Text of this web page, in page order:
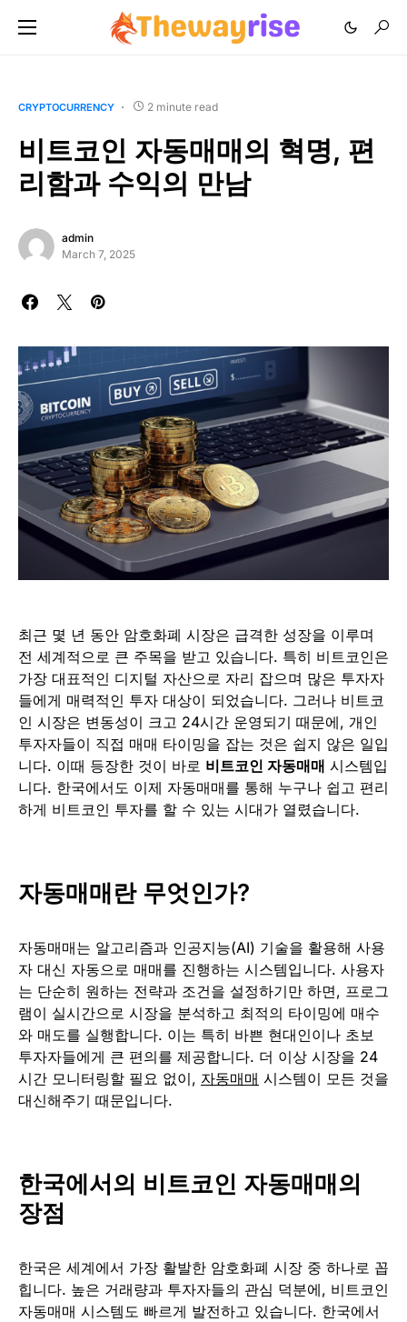
CRYPTOCURRENCY 2 minute read
비트코인 자동매매의 혁명, 편
리함과 수익의 만남
admin
March 7, 2025
최근 몇 년 동안 암호화폐 시장은 급격한 성장을 이루며
전 세계적으로 큰 주목을 받고 있습니다. 특히 비트코인은
가장 대표적인 디지털 자산으로 자리 잡으며 많은 투자자
들에게 매력적인 투자 대상이 되었습니다. 그러나 비트코
인 시장은 변동성이 크고 24시간 운영되기 때문에, 개인
투자자들이 직접 매매 타이밍을 잡는 것은 쉽지 않은 일입
니다. 이때 등장한 것이 바로 비트코인 자동매매 시스템입
니다. 한국에서도 이제 자동매매를 통해 누구나 쉽고 편리
하게 비트코인 투자를 할 수 있는 시대가 열렸습니다.
자동매매란 무엇인가?
자동매매는 알고리즘과 인공지능(AI) 기술을 활용해 사용
자 대신 자동으로 매매를 진행하는 시스템입니다. 사용자
는 단순히 원하는 전략과 조건을 설정하기만 하면, 프로그
램이 실시간으로 시장을 분석하고 최적의 타이밍에 매수
와 매도를 실행합니다. 이는 특히 바쁜 현대인이나 초보
투자자들에게 큰 편의를 제공합니다. 더 이상 시장을 24
시간 모니터링할 필요 없이, 자동매매 시스템이 모든 것을
대신해주기 때문입니다.
한국에서의 비트코인 자동매매의
장점
한국은 세계에서 가장 활발한 암호화폐 시장 중 하나로 꼽
힙니다. 높은 거래량과 투자자들의 관심 덕분에, 비트코인
자동매매 시스템도 빠르게 발전하고 있습니다. 한국에서